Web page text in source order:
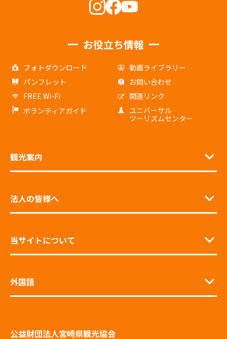
お役立ち情報
フォトダウンロード
動画ライブラリー
パンフレット
お問い合わせ
FREE Wi-Fi
関連リンク
ボランティアガイド
ユニバーサル
ツーリズムセンター
観光案内
法人の皆様へ
当サイトについて
外国語
公益財団法人宮崎県観光協会